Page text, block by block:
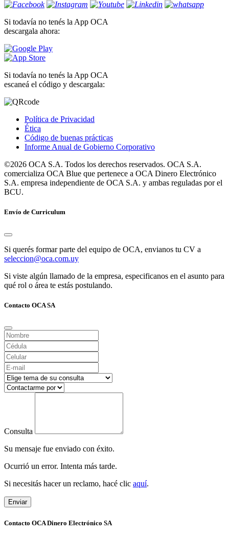
Si todavía no tenés la App OCA
descargala ahora:
Si todavía no tenés la App OCA
escaneá el código y descargala:
Política de Privacidad
Ética
Código de buenas prácticas
Informe Anual de Gobierno Corporativo
©2026 OCA S.A. Todos los derechos reservados. OCA S.A.
comercializa OCA Blue que pertenece a OCA Dinero Electrónico
S.A. empresa independiente de OCA S.A. y ambas reguladas por el
BCU.
Envío de Curriculum
Si querés formar parte del equipo de OCA, envianos tu CV a
seleccion@oca.com.uy
Si viste algún llamado de la empresa, especificanos en el asunto para
qué rol o área te estás postulando.
Contacto OCA SA
Consulta
Su mensaje fue enviado con éxito.
Ocurrió un error. Intenta más tarde.
Si necesitás hacer un reclamo, hacé clic aquí.
Enviar
Contacto OCA Dinero Electrónico SA